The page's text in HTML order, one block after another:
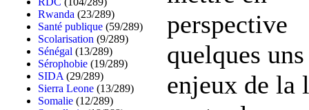
Rwanda (23/289)
Santé publique (59/289)
Scolarisation (9/289)
Sénégal (13/289)
Sérophobie (19/289)
SIDA (29/289)
Sierra Leone (13/289)
Somalie (12/289)
perspective
quelques
enjeux de la